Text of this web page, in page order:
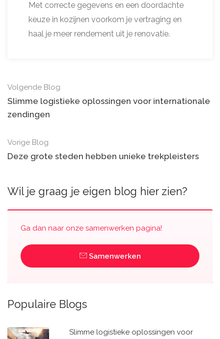
Met correcte gegevens en een doordachte
keuze in kozijnen voorkom je vertraging en
haal je meer rendement uit je renovatie.
Volgende Blog
Slimme logistieke oplossingen voor internationale
zendingen
Vorige Blog
Deze grote steden hebben unieke trekpleisters
Wil je graag je eigen blog hier zien?
Ga dan naar onze samenwerken pagina!
Samenwerken
Populaire Blogs
Slimme logistieke oplossingen voor